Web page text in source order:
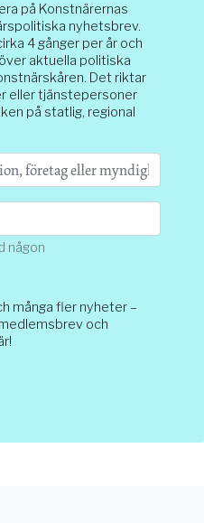
på Konstnärernas
nyhetsbrev.
4 gånger per år och
aktuella politiska
Det riktar
eller tjänstepersoner
på statlig, regional
någon
många fler nyheter –
och